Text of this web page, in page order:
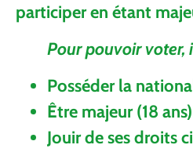
participer en étant
Pour pouvoir voter,
Posséder la
Être majeur(18
Jouir de ses droits